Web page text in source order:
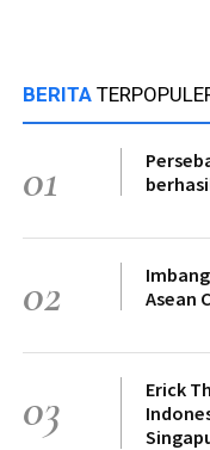
BERITA
01
02
Asean
03
Erick